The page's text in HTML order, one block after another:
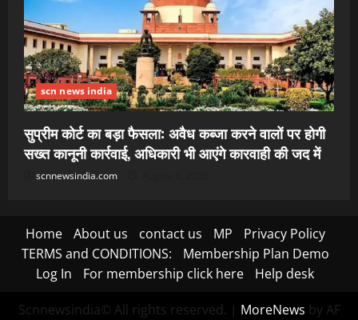
scn news india
सुप्रीम कोर्ट का बड़ा फैसला: अवैध कब्जा करने वालों पर होगी
सख्त कानूनी कार्रवाई, अधिकारी भी आएंगे कारवाही की जद में
scnnewsindia.com
Home About us contact us MP
Privacy Policy
TERMS and CONDITIONS:
Membership Plan Demo
Log In
For membership click here Help desk
Scnnewsindia© All rights reserved. | MoreNews by AF